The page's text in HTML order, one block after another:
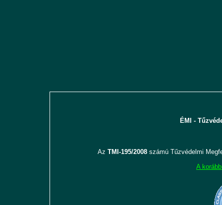
ÉMI -
Az TMI-195/2008 számú Tűzvédelmi
A